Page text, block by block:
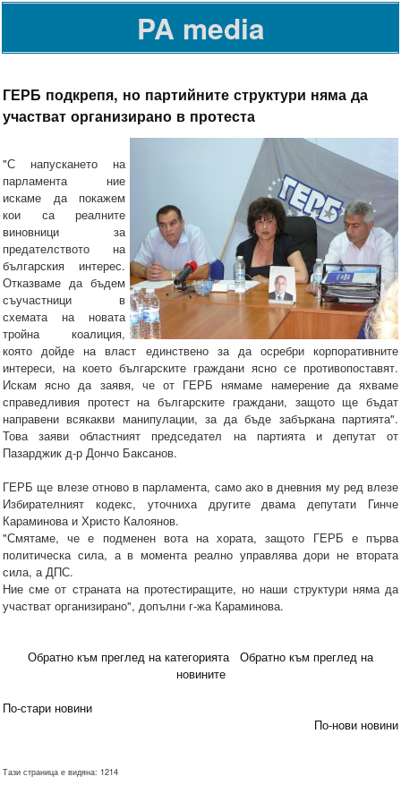
PA media
ГЕРБ подкрепя, но партийните структури няма да
участват организирано в протеста
"С напускането на
парламента ние
искаме да покажем
кои са реалните
виновници за
предателството на
българския интерес.
Отказваме да бъдем
съучастници в
схемата на новата
тройна коалиция,
която дойде на власт единствено за да осребри корпоративните
интереси, на което българските граждани ясно се противопоставят.
Искам ясно да заявя, че от ГЕРБ нямаме намерение да яхваме
справедливия протест на българските граждани, защото ще бъдат
направени всякакви манипулации, за да бъде забъркана партията".
Това заяви областният председател на партията и депутат от
Пазарджик д-р Дончо Баксанов.
ГЕРБ ще влезе отново в парламента, само ако в дневния му ред влезе
Избирателният кодекс, уточниха другите двама депутати Гинче
Караминова и Христо Калоянов.
"Смятаме, че е подменен вота на хората, защото ГЕРБ е първа
политическа сила, а в момента реално управлява дори не втората
сила, а ДПС.
Ние сме от страната на протестиращите, но наши структури няма да
участват организирано", допълни г-жа Караминова.
Обратно към преглед на категорията
Обратно към преглед на
новините
По-стари новини
По-нови новини
Тази страница е видяна: 1214